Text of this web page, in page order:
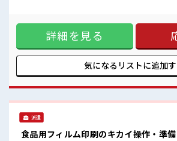
するのは不安だけど、 しっかり働く
チからスキルUP・ステップUP目指し
入アップを目指せる≫ 高時給だらけの
職場の雰囲気 キバツ過ぎなければ髪
の個性を大事にできます♪ 活気あふ
す☆ 休憩室で自分タイム！ のんびり
詳細を見る
気になるリストに追加
派遣
食品用フィルム印刷のキカイ操作・準